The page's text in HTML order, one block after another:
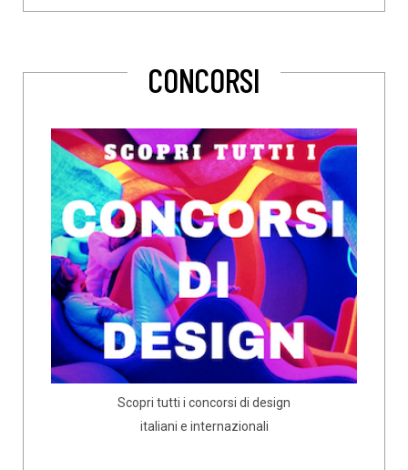
CONCORSI
Scopri tutti i concorsi di design
italiani e internazionali